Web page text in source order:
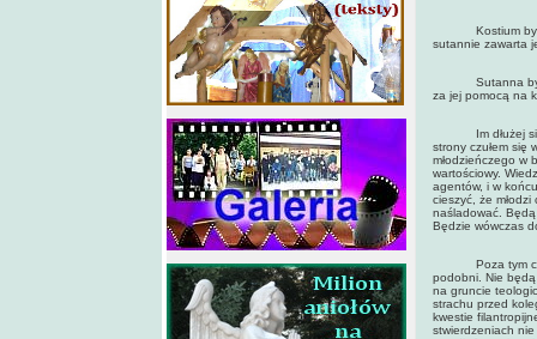
Kostium był
sutannie zawarta
Sutanna była
za jej pomocą na
Im dłużej się
strony czułem się
młodzieńczego w
wartościowy.
agentów, i w
cieszyć, że
naśladować.
Będzie wówczas
Poza tym ci
podobni. Nie będą
na gruncie
strachu przed
kwestie
stwierdzeniach